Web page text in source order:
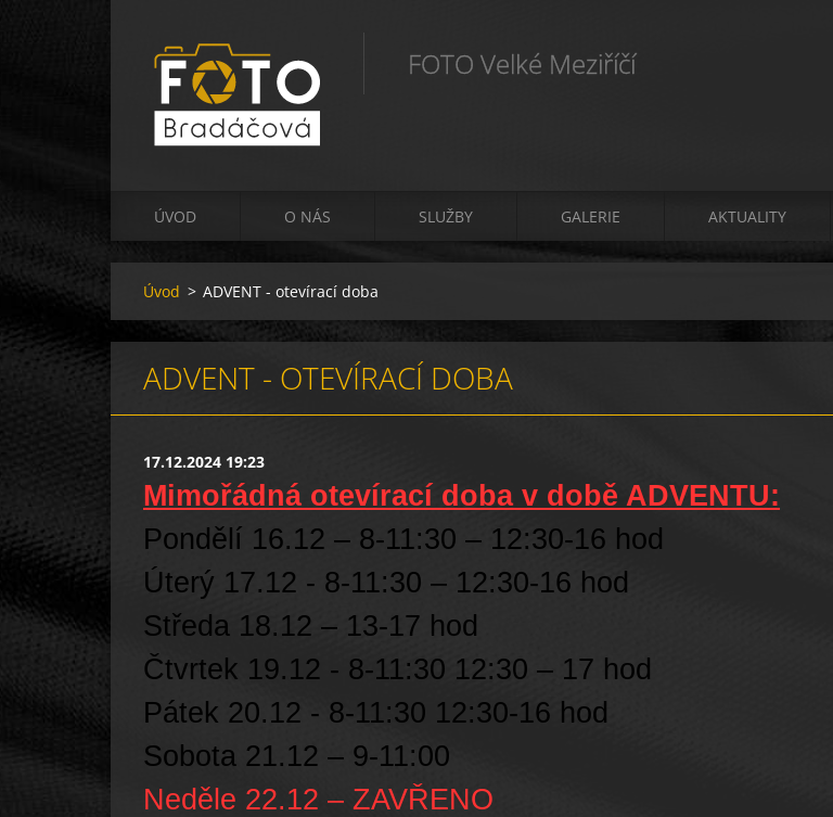
FOTO Velké Meziříčí
ÚVOD O NÁS SLUŽBY GALERIE AKTUALITY
Úvod > ADVENT - otevírací doba
ADVENT - OTEVÍRACÍ DOBA
17.12.2024 19:23
Mimořádná otevírací doba v době ADVENTU:
Pondělí 16.12 – 8-11:30 – 12:30-16 hod
Úterý 17.12 - 8-11:30 – 12:30-16 hod
Středa 18.12 – 13-17 hod
Čtvrtek 19.12 - 8-11:30 12:30 – 17 hod
Pátek 20.12 - 8-11:30 12:30-16 hod
Sobota 21.12 – 9-11:00
Neděle 22.12 – ZAVŘENO